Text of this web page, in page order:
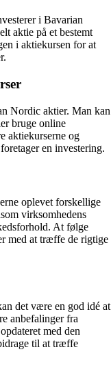
i Bavarian
aktie på et bestemt
i aktiekursen for at
Nordic aktier. Man kan
bruge online
aktiekurserne og
en investering.
oplevet forskellige
virksomhedens
At følge
med at træffe de rigtige
det være en god idé at
anbefalinger fra
med den
til at træffe